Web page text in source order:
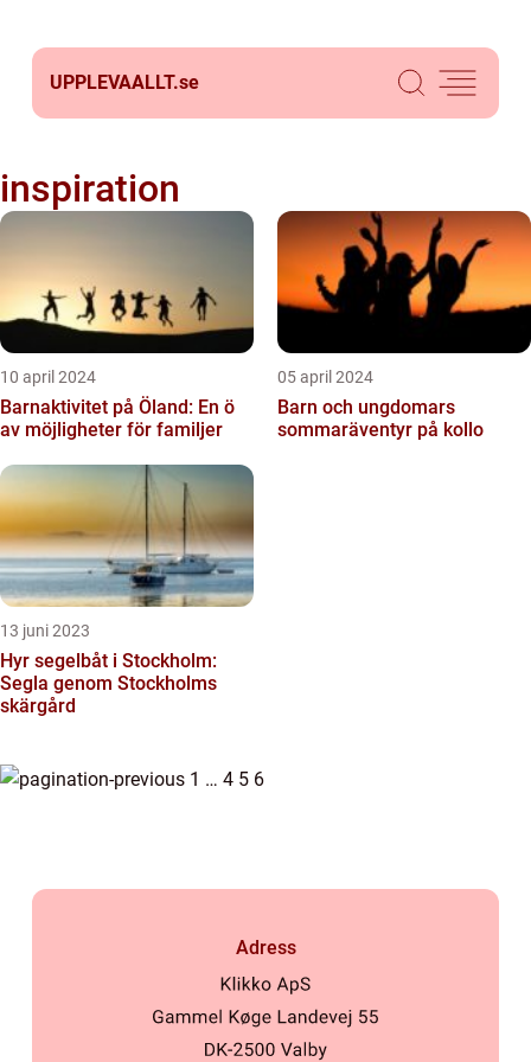
UPPLEVAALLT.se
inspiration
10 april 2024
Barnaktivitet på Öland: En ö
av möjligheter för familjer
05 april 2024
Barn och ungdomars
sommaräventyr på kollo
13 juni 2023
Hyr segelbåt i Stockholm:
Segla genom Stockholms
skärgård
1 … 4 5 6
Adress